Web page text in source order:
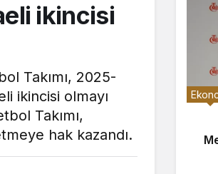
ikincisi
Takımı, 2025-
ikincisi olmayı
Takımı,
hak kazandı.
3 ay önce
Rizespor, Beşiktaş’ı
Ağırlıyor!